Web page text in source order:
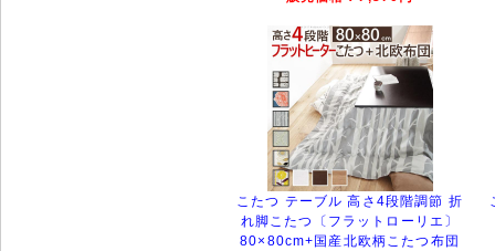
こたつ テーブル 高さ4段階調節 折
れ脚こたつ〔フラットローリエ〕
80×80cm+国産北欧柄こたつ布団